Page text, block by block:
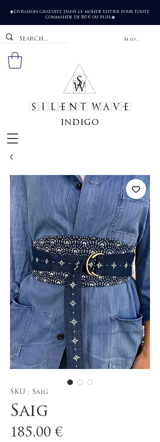
🌐 Livraison gratuite dans le monde entier pour toute
commande de 80 € ou plus 🌐
Se connecter
SILENT WAVE
indigo
SKU : Saig
Saig
185,00 €Prix